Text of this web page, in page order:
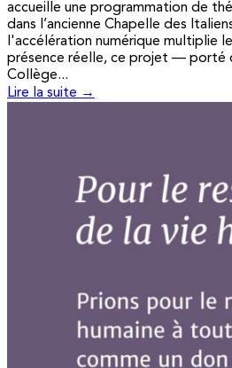
accueille une programmation de
dans l’ancienne Chapelle des
l'accélération numérique multiplie
présence réelle, ce projet — porté
Collège...
Lire la suite →